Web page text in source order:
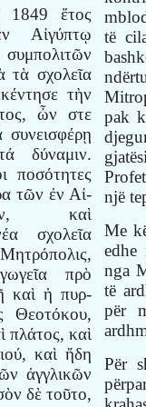
1849 ἔτος
Αἰγύπτῳ
τὰ σχολεῖα
τὴν
ὦν στε
δύναμιν.
ποσότητες
τῶν ἐν Αἰ-
καὶ
σχολεῖα
πρὸ
καὶ ἡ πυρ-
Θεοτόκου,
πλάτος, καὶ
καὶ ἤδη
ἀγγλικῶν
δὲ τοῦτο,
të
pak
një
Me
edhe
nga
të
për
Për